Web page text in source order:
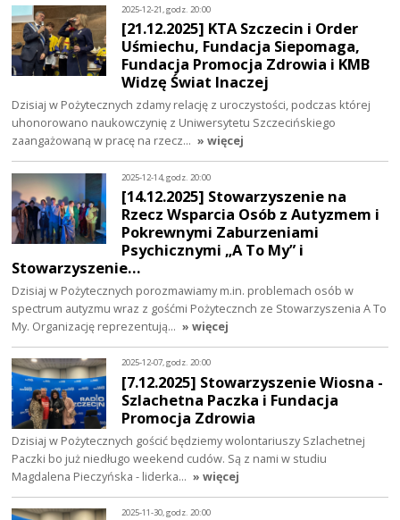
2025-12-21, godz. 20:00
[21.12.2025] KTA Szczecin i Order
Uśmiechu, Fundacja Siepomaga,
Fundacja Promocja Zdrowia i KMB
Widzę Świat Inaczej
Dzisiaj w Pożytecznych zdamy relację z uroczystości, podczas której
uhonorowano naukowczynię z Uniwersytetu Szczecińskiego
zaangażowaną w pracę na rzecz… » więcej
2025-12-14, godz. 20:00
[14.12.2025] Stowarzyszenie na
Rzecz Wsparcia Osób z Autyzmem i
Pokrewnymi Zaburzeniami
Psychicznymi „A To My” i
Stowarzyszenie…
Dzisiaj w Pożytecznych porozmawiamy m.in. problemach osób w
spectrum autyzmu wraz z gośćmi Pożytecznch ze Stowarzyszenia A To
My. Organizację reprezentują… » więcej
2025-12-07, godz. 20:00
[7.12.2025] Stowarzyszenie Wiosna -
Szlachetna Paczka i Fundacja
Promocja Zdrowia
Dzisiaj w Pożytecznych gościć będziemy wolontariuszy Szlachetnej
Paczki bo już niedługo weekend cudów. Są z nami w studiu
Magdalena Pieczyńska - liderka… » więcej
2025-11-30, godz. 20:00